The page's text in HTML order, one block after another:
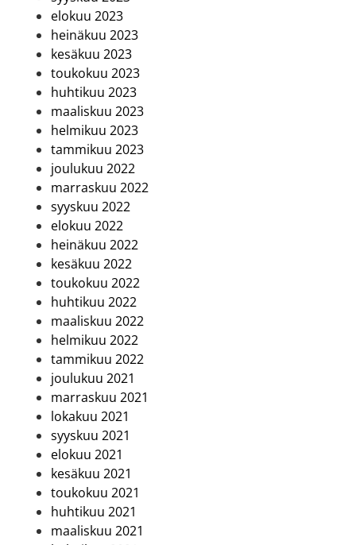
elokuu 2023
heinäkuu 2023
kesäkuu 2023
toukokuu 2023
huhtikuu 2023
maaliskuu 2023
helmikuu 2023
tammikuu 2023
joulukuu 2022
marraskuu 2022
syyskuu 2022
elokuu 2022
heinäkuu 2022
kesäkuu 2022
toukokuu 2022
huhtikuu 2022
maaliskuu 2022
helmikuu 2022
tammikuu 2022
joulukuu 2021
marraskuu 2021
lokakuu 2021
syyskuu 2021
elokuu 2021
kesäkuu 2021
toukokuu 2021
huhtikuu 2021
maaliskuu 2021